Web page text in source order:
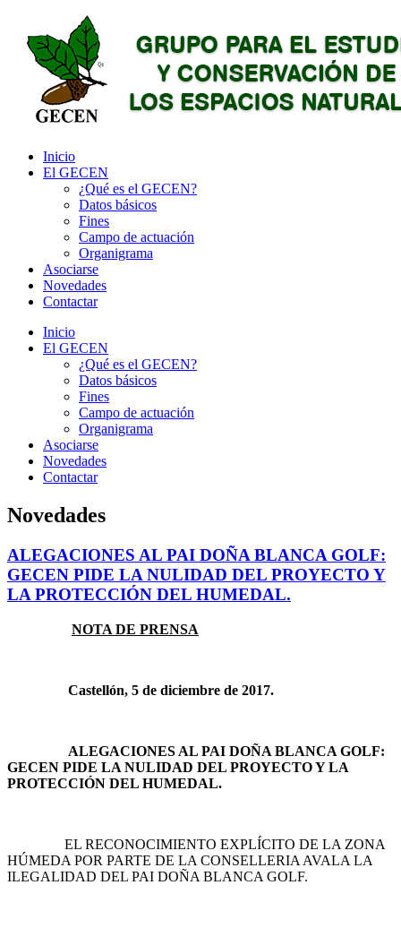
Inicio
El GECEN
¿Qué es el GECEN?
Datos básicos
Fines
Campo de actuación
Organigrama
Asociarse
Novedades
Contactar
Inicio
El GECEN
¿Qué es el GECEN?
Datos básicos
Fines
Campo de actuación
Organigrama
Asociarse
Novedades
Contactar
Novedades
ALEGACIONES AL PAI DOÑA BLANCA GOLF:
GECEN PIDE LA NULIDAD DEL PROYECTO Y
LA PROTECCIÓN DEL HUMEDAL.
NOTA DE PRENSA
Castellón, 5 de diciembre de 2017.
ALEGACIONES AL PAI DOÑA BLANCA GOLF:
GECEN PIDE LA NULIDAD DEL PROYECTO Y LA
PROTECCIÓN DEL HUMEDAL.
EL RECONOCIMIENTO EXPLÍCITO DE LA ZONA
HÚMEDA POR PARTE DE LA CONSELLERIA AVALA LA
ILEGALIDAD DEL PAI DOÑA BLANCA GOLF.